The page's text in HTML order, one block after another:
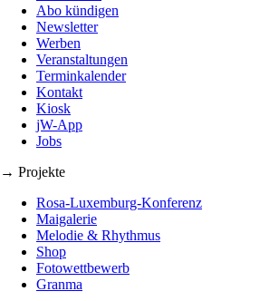
Abo kündigen
Newsletter
Werben
Veranstaltungen
Terminkalender
Kontakt
Kiosk
jW-App
Jobs
→ Projekte
Rosa-Luxemburg-Konferenz
Maigalerie
Melodie & Rhythmus
Shop
Fotowettbewerb
Granma